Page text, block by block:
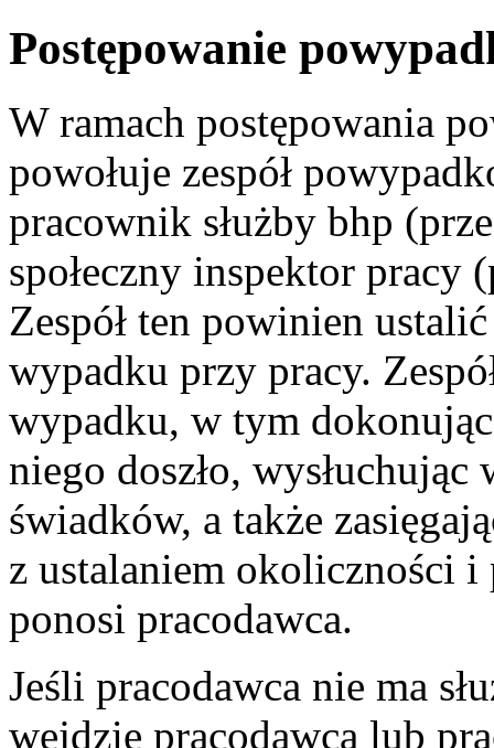
Postępowanie
W ramach postępowania
powołuje zespół
pracownik służby bhp
społeczny inspektor
Zespół ten powinien
wypadku przy pracy.
wypadku, w tym
niego doszło,
świadków, a także
z ustalaniem okoliczności
ponosi pracodawca.
Jeśli pracodawca nie ma
wejdzie pracodawca lub